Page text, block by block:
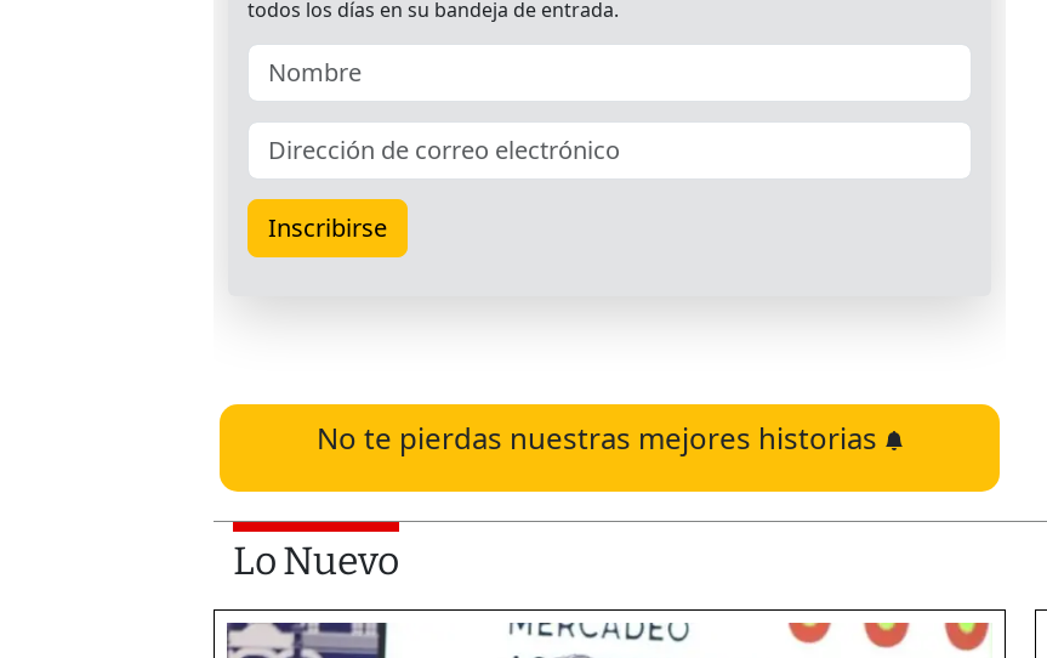
No te pierdas nuestras mejores historias
Lo Nuevo